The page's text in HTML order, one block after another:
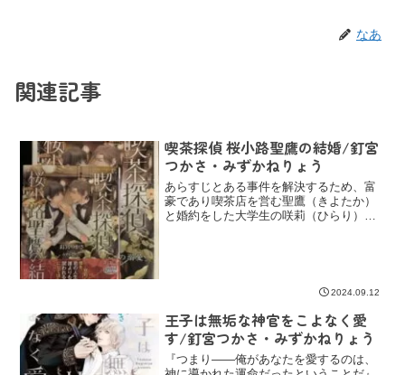
なあ
関連記事
喫茶探偵 桜小路聖鷹の結婚/釘宮
つかさ・みずかねりょう
あらすじとある事件を解決するため、富
豪であり喫茶店を営む聖鷹（きよたか）
と婚約をした大学生の咲莉（ひらり）。
2024.09.12
王子は無垢な神官をこよなく愛
す/釘宮つかさ・みずかねりょう
『つまり――俺があなたを愛するのは、